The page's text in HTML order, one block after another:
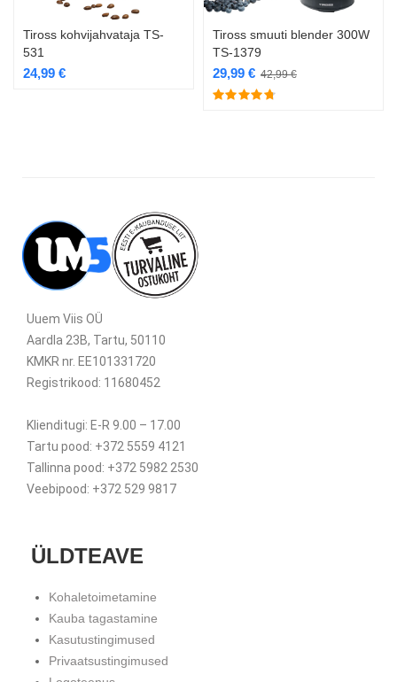
Tiross kohvijahvataja TS-
531
24,99 €
Tiross smuuti blender 300W
TS-1379
42,99€
29,99 €
Uuem Viis OÜ
Aardla 23B, Tartu, 50110
KMKR nr. EE101331720
Registrikood: 11680452
Klienditugi: E-R 9.00 – 17.00
Tartu pood: +372 5559 4121
Tallinna pood: +372 5982 2530
Veebipood: +372 529 9817
ÜLDTEAVE
Kohaletoimetamine
Kauba tagastamine
Kasutustingimused
Privaatsustingimused